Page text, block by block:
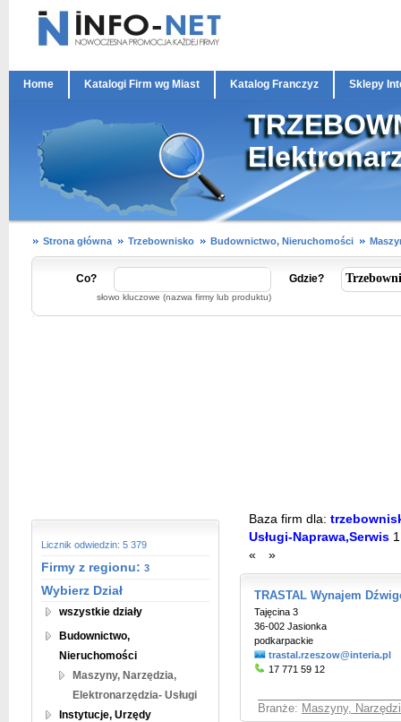
Home Katalogi Firm wg Miast Katalog Franczyz Sklepy
Strona główna Trzebownisko Budownictwo, Nieruchomości
Co?
słowo kluczowe (nazwa firmy lub produktu)
Gdzie?
Licznik odwiedzin: 5 379
Firmy z regionu: 3
Wybierz Dział
wszystkie działy
Budownictwo,
Nieruchomości
Maszyny, Narzędzia,
Elektronarzędzia- Usługi
Instytucje, Urzędy
Baza firm dla:
Usługi-Naprawa,Serwis 1
«
»
TRASTAL Wynajem
Tajęcina 3
36-002 Jasionka
podkarpackie
trastal.rzeszow@interia.pl
17 771 59 12
Branże: Maszyny,